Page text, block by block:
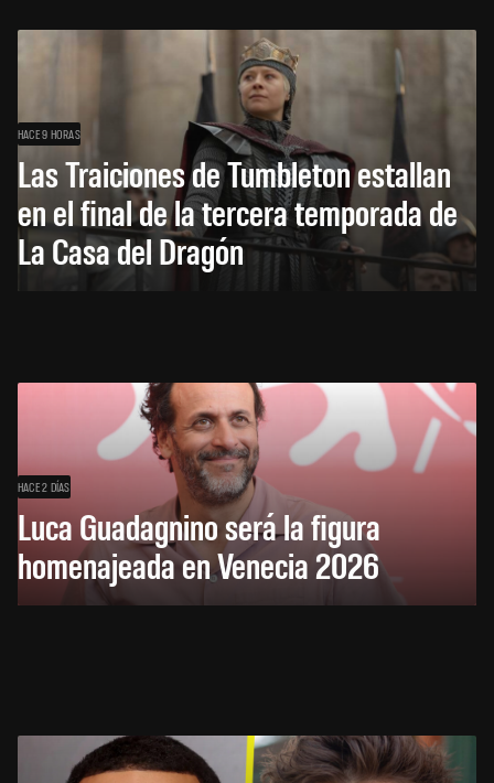
HACE 9 HORAS
Las Traiciones de Tumbleton estallan
en el final de la tercera temporada de
La Casa del Dragón
HACE 2 DÍAS
Luca Guadagnino será la figura
homenajeada en Venecia 2026